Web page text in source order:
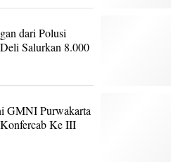
dari Polusi
Salurkan 8.000
GMNI Purwakarta
Ke III